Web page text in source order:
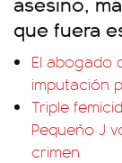
que fuera
El abogado
imputación
Triple
Pequeño J
crimen